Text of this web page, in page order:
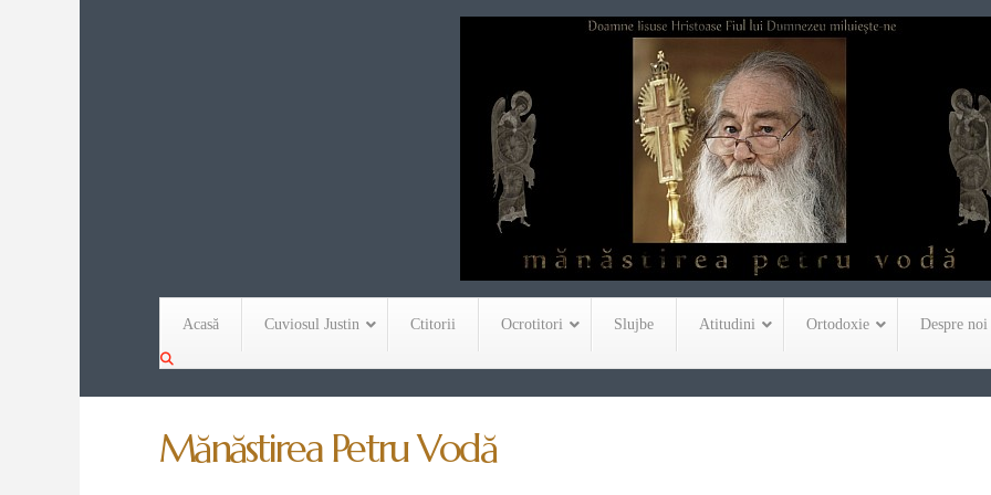
Acasă Cuviosul Justin Ctitorii Ocrotitori Slujbe Atitudini Ortodoxie Despre noi
Mănăstirea Petru Vodă